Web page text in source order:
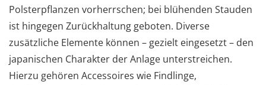
Polsterpflanzen vorherrschen; bei blühenden Stauden
ist hingegen Zurückhaltung geboten. Diverse
zusätzliche Elemente können – gezielt eingesetzt – den
japanischen Charakter der Anlage unterstreichen.
Hierzu gehören Accessoires wie Findlinge,